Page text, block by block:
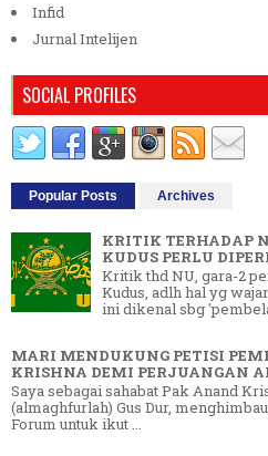
Infid
Jurnal Intelijen
SOCIAL PROFILES
Popular Posts Archives
KRITIK TERHADAP
KUDUS PERLU
Kritik thd NU, gara-2
Kudus, adlh hal yg
ini dikenal sbg
MARI MENDUKUNG PETISI
KRISHNA DEMI PERJUANGAN
Saya sebagai sahabat Pak Anand
(almaghfurlah) Gus Dur,
Forum untuk ikut ...